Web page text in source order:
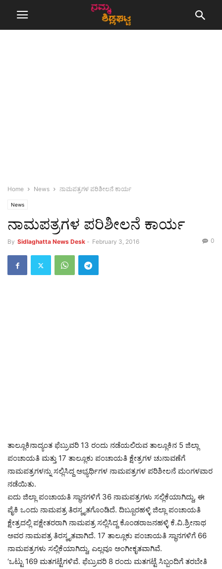
Home News ನಾಮಪತ್ರಗಳ ಪರಿಶೀಲನೆ ಕಾರ್ಯ
News
ನಾಮಪತ್ರಗಳ ಪರಿಶೀಲನೆ ಕಾರ್ಯ
By Sidlaghatta News Desk - February 3, 2016 0
ತಾಲ್ಲೂಕಿನಾದ್ಯಂತ ಫೆಬ್ರುವರಿ 13 ರಂದು ನಡೆಯಲಿರುವ ತಾಲ್ಲೂಕಿನ 5 ಜಿಲ್ಲಾ
ಪಂಚಾಯತಿ ಮತ್ತು 17 ತಾಲ್ಲೂಕು ಪಂಚಾಯತಿ ಕ್ಷೇತ್ರಗಳ ಚುನಾವಣೆಗೆ
ನಾಮಪತ್ರಗಳನ್ನು ಸಲ್ಲಿಸಿದ್ದ ಅಭ್ಯರ್ಥಿಗಳ ನಾಮಪತ್ರಗಳ ಪರಿಶೀಲನೆ ಮಂಗಳವಾರ
ನಡೆಯಿತು.
ಐದು ಜಿಲ್ಲಾ ಪಂಚಾಯತಿ ಸ್ಥಾನಗಳಿಗೆ 36 ನಾಮಪತ್ರಗಳು ಸಲ್ಲಿಕೆಯಾಗಿದ್ದು, ಈ
ಪೈಕಿ ಒಂದು ನಾಮಪತ್ರ ತಿರಸ್ಕೃತಗೊಂಡಿದೆ. ದಿಬ್ಬೂರಹಳ್ಳಿ ಜಿಲ್ಲಾ ಪಂಚಾಯತಿ
ಕ್ಷೇತ್ರದಲ್ಲಿ ಪಕ್ಷೇತರರಾಗಿ ನಾಮಪತ್ರ ಸಲ್ಲಿಸಿದ್ದ ಕೊಂಡರಾಜನಹಳ್ಳಿ ಕೆ.ವಿ.ಶ್ರೀನಾಥ
ಅವರ ನಾಮಪತ್ರ ತಿರಸ್ಕೃತವಾಗಿದೆ. 17 ತಾಲ್ಲೂಕು ಪಂಚಾಯತಿ ಸ್ಥಾನಗಳಿಗೆ 66
ನಾಮಪತ್ರಗಳು ಸಲ್ಲಿಕೆಯಾಗಿದ್ದು, ಎಲ್ಲವೂ ಅಂಗೀಕೃತವಾಗಿವೆ.
‘ಒಟ್ಟು 169 ಮತಗಟ್ಟೆಗಳಿವೆ. ಫೆಬ್ರುವರಿ 8 ರಂದು ಮತಗಟ್ಟೆ ಸಿಬ್ಬಂದಿಗೆ ತರಬೇತಿ